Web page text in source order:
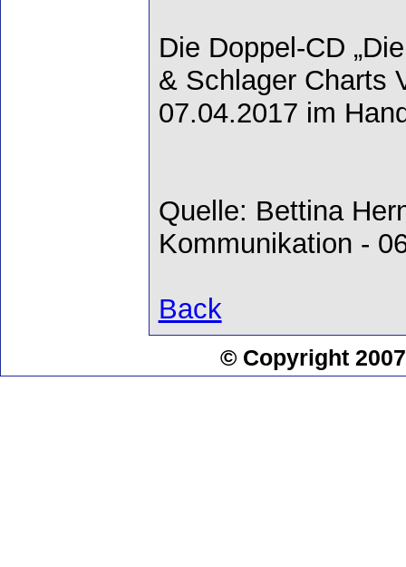
Die Doppel-CD
& Schlager Charts
07.04.2017 im
Quelle: Bettina
Kommunikation -
Back
© Copyright